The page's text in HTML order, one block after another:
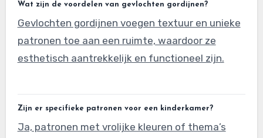
Wat zijn de voordelen van gevlochten gordijnen?
Gevlochten gordijnen voegen textuur en unieke
patronen toe aan een ruimte, waardoor ze
esthetisch aantrekkelijk en functioneel zijn.
Zijn er specifieke patronen voor een kinderkamer?
Ja, patronen met vrolijke kleuren of thema’s